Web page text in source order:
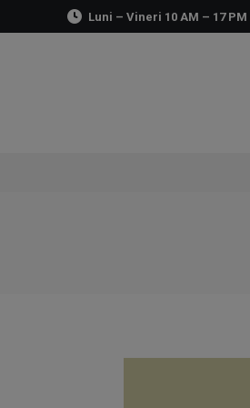
Luni – Vineri 10 AM – 17 PM